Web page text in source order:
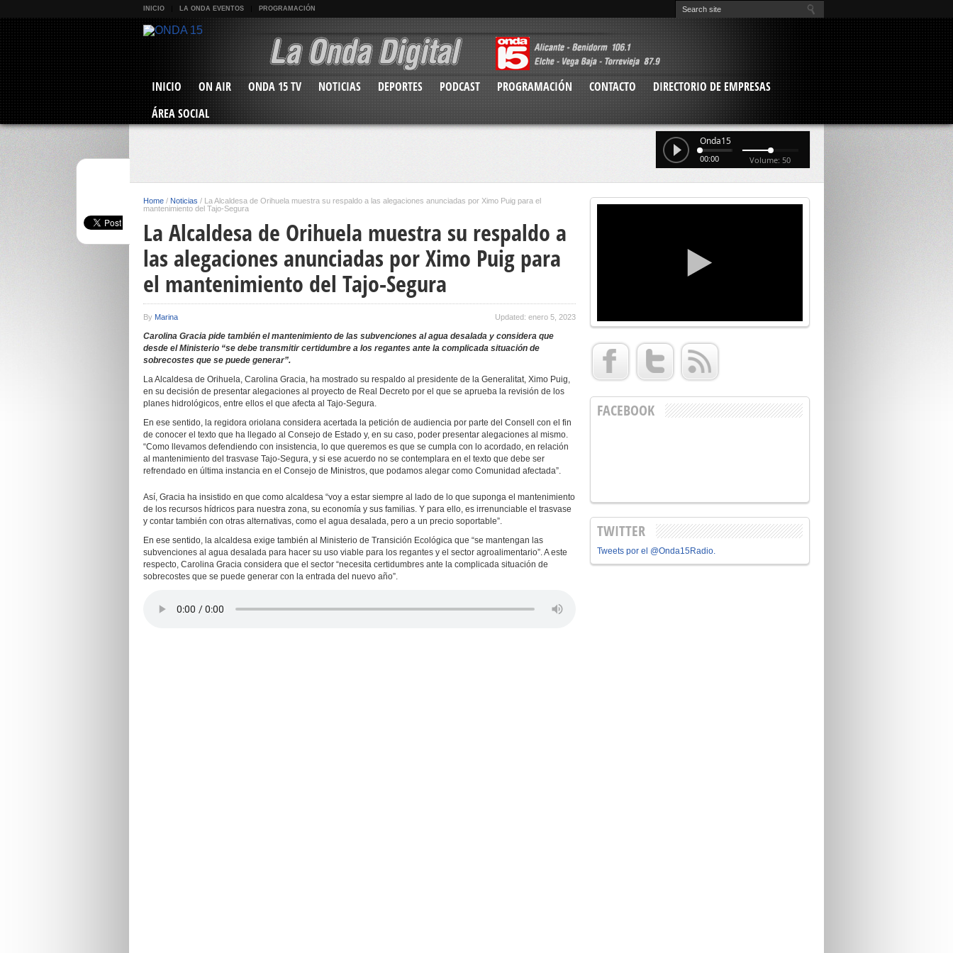
INICIO LA ONDA EVENTOS PROGRAMACIÓN
INICIO ON AIR ONDA 15 TV NOTICIAS DEPORTES PODCAST PROGRAMACIÓN CONTACTO
DIRECTORIO DE EMPRESAS
ÁREA SOCIAL
Onda15
00:00 Volume: 50
Home / Noticias / La Alcaldesa de Orihuela muestra su respaldo a las alegaciones anunciadas por Ximo Puig para el
mantenimiento del Tajo-Segura
La Alcaldesa de Orihuela muestra su respaldo a
las alegaciones anunciadas por Ximo Puig para
el mantenimiento del Tajo-Segura
By Marina Updated: enero 5, 2023
Carolina Gracia pide también el mantenimiento de las subvenciones al agua desalada y considera que
desde el Ministerio “se debe transmitir certidumbre a los regantes ante la complicada situación de
sobrecostes que se puede generar”.
La Alcaldesa de Orihuela, Carolina Gracia, ha mostrado su respaldo al presidente de la Generalitat, Ximo Puig,
en su decisión de presentar alegaciones al proyecto de Real Decreto por el que se aprueba la revisión de los
planes hidrológicos, entre ellos el que afecta al Tajo-Segura.
En ese sentido, la regidora oriolana considera acertada la petición de audiencia por parte del Consell con el fin
de conocer el texto que ha llegado al Consejo de Estado y, en su caso, poder presentar alegaciones al mismo.
“Como llevamos defendiendo con insistencia, lo que queremos es que se cumpla con lo acordado, en relación
al mantenimiento del trasvase Tajo-Segura, y si ese acuerdo no se contemplara en el texto que debe ser
refrendado en última instancia en el Consejo de Ministros, que podamos alegar como Comunidad afectada”.
Así, Gracia ha insistido en que como alcaldesa “voy a estar siempre al lado de lo que suponga el mantenimiento
de los recursos hídricos para nuestra zona, su economía y sus familias. Y para ello, es irrenunciable el trasvase
y contar también con otras alternativas, como el agua desalada, pero a un precio soportable”.
En ese sentido, la alcaldesa exige también al Ministerio de Transición Ecológica que “se mantengan las
subvenciones al agua desalada para hacer su uso viable para los regantes y el sector agroalimentario”. A este
respecto, Carolina Gracia considera que el sector “necesita certidumbres ante la complicada situación de
sobrecostes que se puede generar con la entrada del nuevo año”.
FACEBOOK
TWITTER
Tweets por el @Onda15Radio.